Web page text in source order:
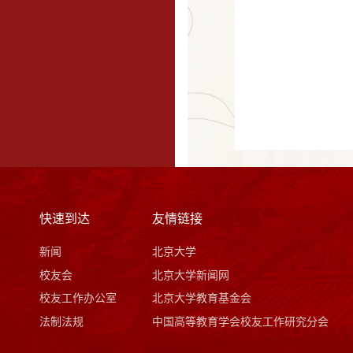
快速到达
新闻
校友会
校友工作办公室
法制法规
友情链接
北京大学
北京大学新闻网
北京大学教育基金会
中国高等教育学会校友工作研究分会